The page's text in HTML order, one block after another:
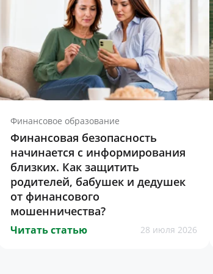
Финансовое образование
Финансовая безопасность
начинается с информирования
близких. Как защитить
родителей, бабушек и дедушек
от финансового
мошенничества?
Читать статью 28 июля 2026